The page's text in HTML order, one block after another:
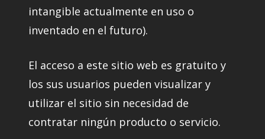
intangible actualmente en uso o
inventado en el futuro).
El acceso a este sitio web es gratuito y
los sus usuarios pueden visualizar y
utilizar el sitio sin necesidad de
contratar ningún producto o servicio.